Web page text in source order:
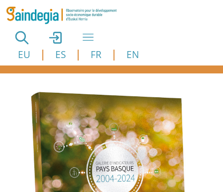
Aller au contenu principal
EU ES FR EN